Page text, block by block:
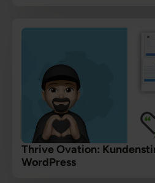
Thrive Ovation:
WordPress